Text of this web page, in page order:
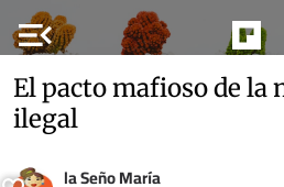
menu_open
El pacto mafioso de la
ilegal
la Seño María